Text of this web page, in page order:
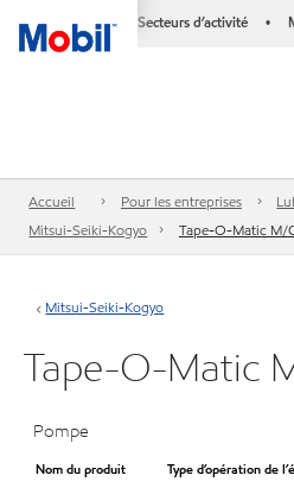
Secteurs d’activité •
Accueil Pour les entreprises
Mitsui-Seiki-Kogyo
Tape-O-Matic M/
Mitsui-Seiki-Kogyo
Tape-O-Matic
Pompe
Nom du produit
Type d’opération de